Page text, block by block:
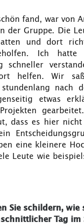
fand, war von
der Gruppe. Die
und dort
Ich hatte
schneller
helfen. Wir
stundenlang nach
etwas
dass es hier
eine kleinere
Leute wie
Sie schildern, wie
Tag im